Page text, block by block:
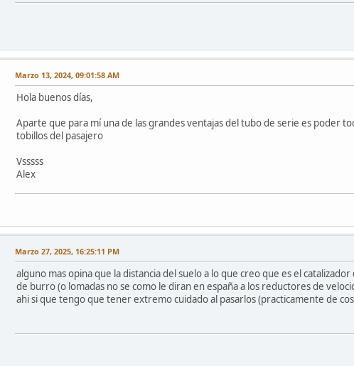
Marzo 13, 2024, 09:01:58 AM
Hola buenos días,
Aparte que para mí una de las grandes ventajas del tubo de serie es poder
tobillos del pasajero
Vsssss
Alex
Marzo 27, 2025, 16:25:11 PM
alguno mas opina que la distancia del suelo a lo que creo que es el
de burro (o lomadas no se como le diran en españa a los reductores de
ahi si que tengo que tener extremo cuidado al pasarlos (practicamente de